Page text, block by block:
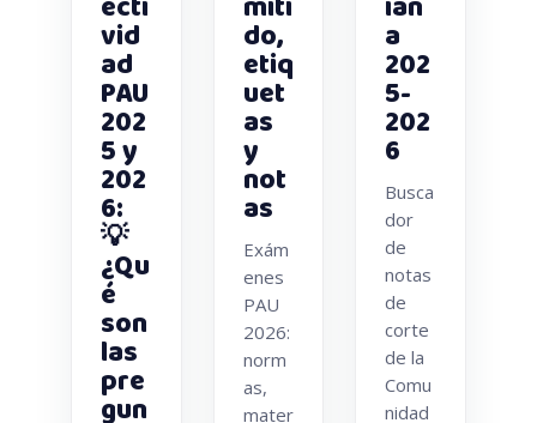
vid
ad
PAU
202
5 y
202
6:
💡
¿Qu
é
son
las
pre
gun
do,
etiq
uet
as
y
not
as
Exám
enes
PAU
2026:
norm
as,
mater
a
202
5-
202
6
Busca
dor
de
notas
de
corte
de la
Comu
nidad